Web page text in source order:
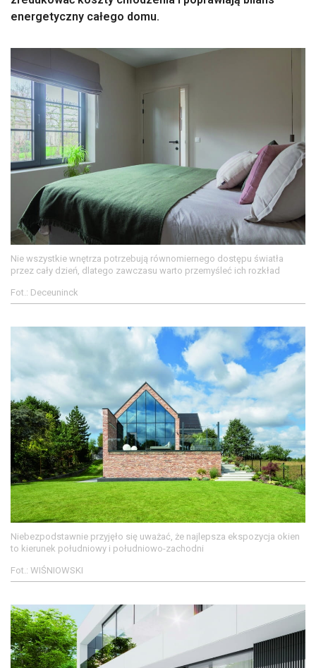
energetyczny całego domu.
Nie wszystkie wnętrza potrzebują równomiernego dostępu światła
przez cały dzień, dlatego zawczasu warto przemyśleć ich rozkład
Fot.: Deceuninck
Niebezpodstawnie przyjęło się uważać, że najlepsza ekspozycja okien
to kierunek południowy i południowo-zachodni
Fot.: WIŚNIOWSKI